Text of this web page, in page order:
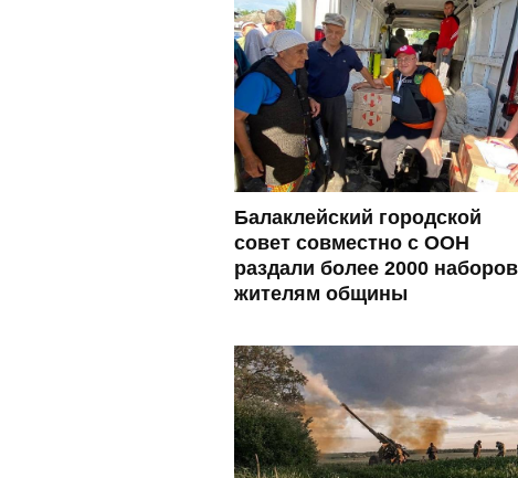
Балаклейский городской
совет совместно с ООН
раздали более 2000 наборов
жителям общины